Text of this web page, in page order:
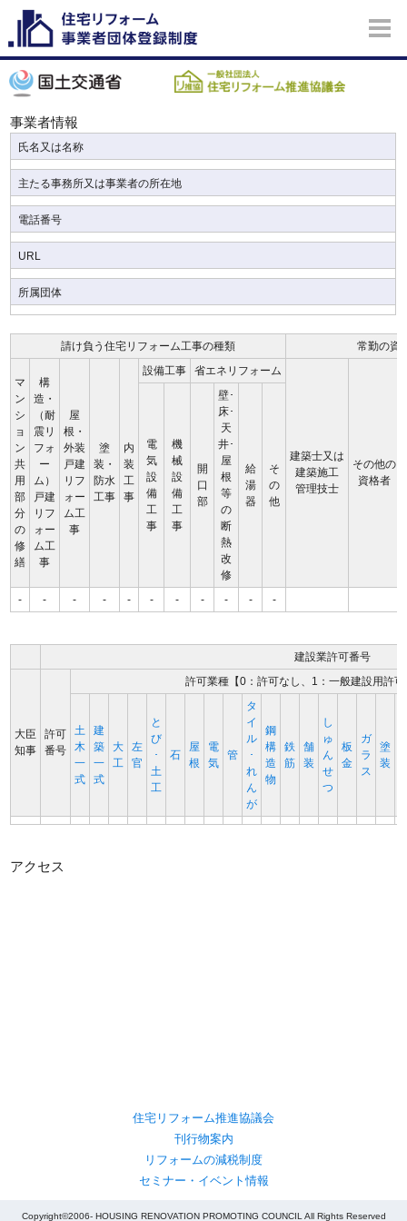
事業者情報
氏名又は名称
主たる事務所又は事業者の所在地
電話番号
URL
所属団体
請け負う住宅リフォーム工事の種類 常勤の資
マ
ン
シ
ョ
ン
共
用
部
分
の
修
繕
構
造・
（耐
震リ
フォ
ー
ム）
戸建
リフ
ォー
ム工
事
屋
根・
外装
戸建
リフ
ォー
ム工
事
塗
装・
防水
工事
内
装
工
事
設備工事 省エネリフォーム
建築士又は
建築施工
管理技士
その他の
資格者
電
気
設
備
工
事
機
械
設
備
工
事
開
口
部
壁･
床･
天
井･
屋
根
等
の
断
熱
改
修
給
湯
器
そ
の
他
- - - - - - - - - - -
建設業許可番号
大臣
知事
許可
番号
許可業種【0：許可なし、1：一般建設用許
土
木
一
式
建
築
一
式
大
工
左
官
と
び
･
土
工
石
屋
根
電
気
管
タ
イ
ル
･
れ
ん
が
鋼
構
造
物
鉄
筋
舗
装
し
ゅ
ん
せ
つ
板
金
ガ
ラ
ス
塗
装
アクセス
住宅リフォーム推進協議会
刊行物案内
リフォームの減税制度
セミナー・イベント情報
Copyright©2006- HOUSING RENOVATION PROMOTING COUNCIL All Rights Reserved